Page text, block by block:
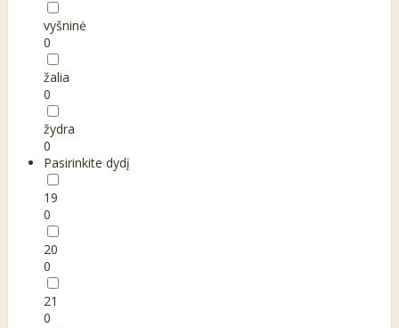
vyšninė
0
žalia
0
žydra
0
Pasirinkite dydį
19
0
20
0
21
0